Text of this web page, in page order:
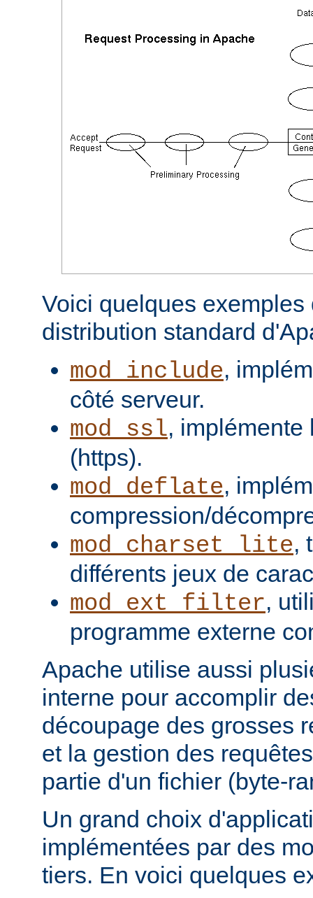
Voici quelques
distribution standard
mod_include,
côté serveur.
mod_ssl, implémente
(https).
mod_deflate,
compression/
mod_charset_lite,
différents jeux de
mod_ext_filter,
programme externe
Apache utilise aussi
interne pour accomplir
découpage des grosses
et la gestion des
partie d'un fichier (byte-
Un grand choix
implémentées par des
tiers. En voici quelques